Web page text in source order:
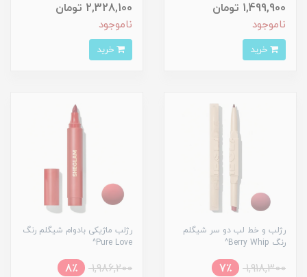
1,499,900 تومان
ناموجود
2,328,100 تومان
ناموجود
رژلب و خط لب دو سر شیگلم
رنگ Berry Whip^
1,918,300
7٪
رژلب ماژیکی بادوام شیگلم رنگ
Pure Love^
1,986,200
8٪